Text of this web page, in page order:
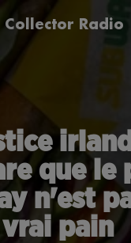
Collector Radio
que le
n'est
vrai pain